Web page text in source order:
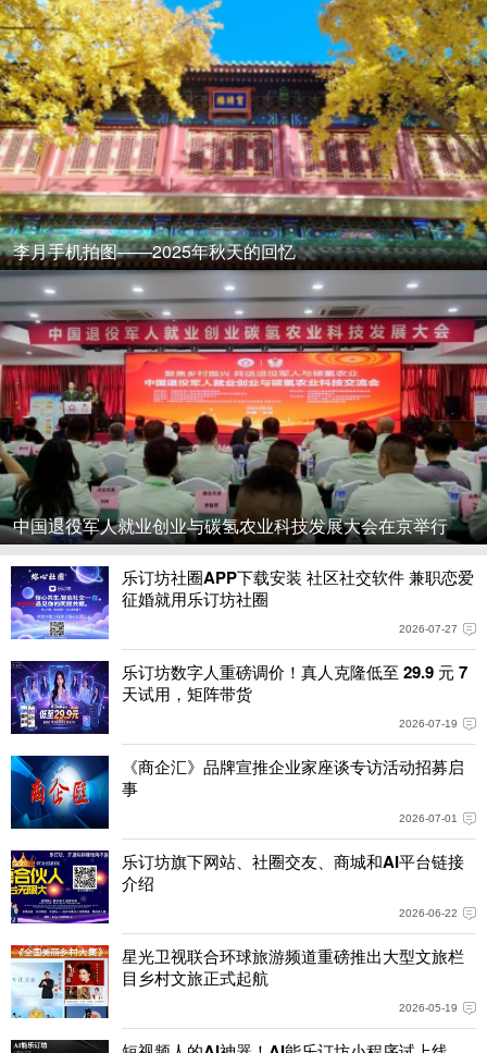
款视频不
李月手机拍图——2025年秋天的回忆
中国退役军人就业创业与碳氢农业科技发展大会在京举行
乐订坊社圈APP下载安装 社区社交软件 兼职恋爱
征婚就用乐订坊社圈
2026-07-27
乐订坊数字人重磅调价！真人克隆低至 29.9 元 7
天试用，矩阵带货
2026-07-19
《商企汇》品牌宣推企业家座谈专访活动招募启
事
2026-07-01
乐订坊旗下网站、社圈交友、商城和AI平台链接
介绍
2026-06-22
星光卫视联合环球旅游频道重磅推出大型文旅栏
目乡村文旅正式起航
2026-05-19